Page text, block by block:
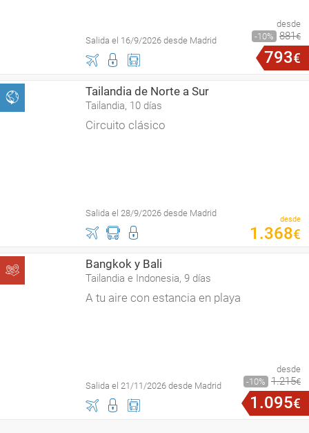
Salida el 16/9/2026 desde Madrid
desde
10
881€
793€
Tailandia de Norte a Sur
Tailandia, 10 días
Circuito clásico
Salida el 28/9/2026 desde Madrid
desde
1 .368€
Bangkok y Bali
Tailandia e Indonesia, 9 días
A tu aire con estancia en playa
Salida el 21/11/2026 desde Madrid
desde
10
1.215€
1 .095€